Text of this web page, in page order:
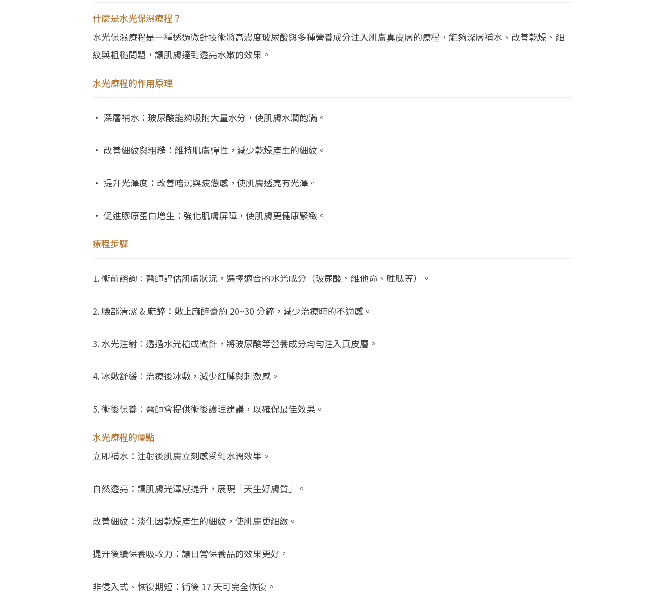
什麼是水光保濕療程？
水光保濕療程是一種透過微針技術將高濃度玻尿酸與多種營養成分注入肌膚真皮層的療程，能夠深層補水、改善乾燥、細
紋與粗糙問題，讓肌膚達到透亮水嫩的效果。
水光療程的作用原理
• 深層補水：玻尿酸能夠吸附大量水分，使肌膚水潤飽滿。
• 改善細紋與粗糙：維持肌膚彈性，減少乾燥產生的細紋。
• 提升光澤度：改善暗沉與疲憊感，使肌膚透亮有光澤。
• 促進膠原蛋白增生：強化肌膚屏障，使肌膚更健康緊緻。
療程步驟
1. 術前諮詢：醫師評估肌膚狀況，選擇適合的水光成分（玻尿酸、維他命、胜肽等）。
2. 臉部清潔 & 麻醉：敷上麻醉膏約 20~30 分鐘，減少治療時的不適感。
3. 水光注射：透過水光槍或微針，將玻尿酸等營養成分均勻注入真皮層。
4. 冰敷舒緩：治療後冰敷，減少紅腫與刺激感。
5. 術後保養：醫師會提供術後護理建議，以確保最佳效果。
水光療程的優點
立即補水：注射後肌膚立刻感受到水潤效果。
自然透亮：讓肌膚光澤感提升，展現「天生好膚質」。
改善細紋：淡化因乾燥產生的細紋，使肌膚更細緻。
提升後續保養吸收力：讓日常保養品的效果更好。
非侵入式、恢復期短：術後 17 天可完全恢復。